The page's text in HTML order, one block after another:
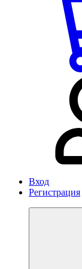
Вход
Регистрация